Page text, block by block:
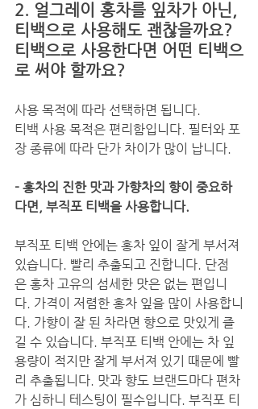
2. 얼그레이 홍차를 잎차가 아닌,
티백으로 사용해도 괜찮을까요?
티백으로 사용한다면 어떤 티백으
로 써야 할까요?
사용 목적에 따라 선택하면 됩니다.
티백 사용 목적은 편리함입니다. 필터와 포
장 종류에 따라 단가 차이가 많이 납니다.
- 홍차의 진한 맛과 가향차의 향이 중요하
다면, 부직포 티백을 사용합니다.
부직포 티백 안에는 홍차 잎이 잘게 부서져
있습니다. 빨리 추출되고 진합니다. 단점
은 홍차 고유의 섬세한 맛은 없는 편입니
다. 가격이 저렴한 홍차 잎을 많이 사용합니
다. 가향이 잘 된 차라면 향으로 맛있게 즐
길 수 있습니다. 부직포 티백 안에는 차 잎
용량이 적지만 잘게 부서져 있기 때문에 빨
리 추출됩니다. 맛과 향도 브랜드마다 편차
가 심하니 테스팅이 필수입니다. 부직포 티